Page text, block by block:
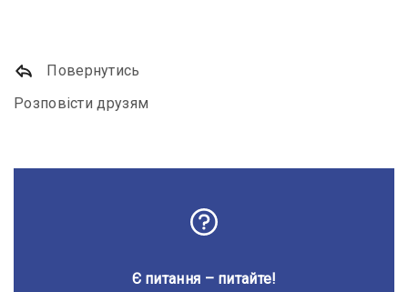
Повернутись
Розповісти друзям
Є питання – питайте!